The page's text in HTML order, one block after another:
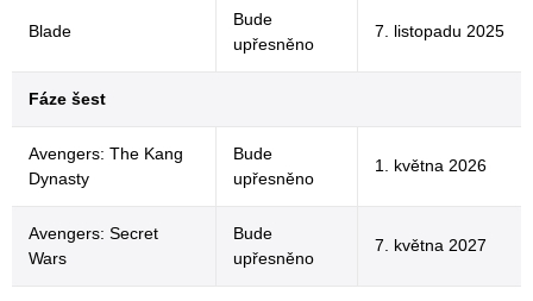
Blade
Bude
upřesněno
7. listopadu 2025
Fáze šest
Avengers: The Kang
Dynasty
Bude
upřesněno
1. května 2026
Avengers: Secret
Wars
Bude
upřesněno
7. května 2027